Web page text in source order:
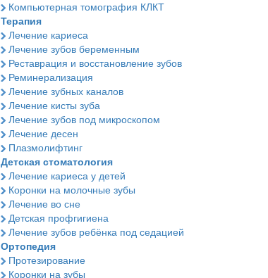
Компьютерная томография КЛКТ
Терапия
Лечение кариеса
Лечение зубов беременным
Реставрация и восстановление зубов
Реминерализация
Лечение зубных каналов
Лечение кисты зуба
Лечение зубов под микроскопом
Лечение десен
Плазмолифтинг
Детская стоматология
Лечение кариеса у детей
Коронки на молочные зубы
Лечение во сне
Детская профгигиена
Лечение зубов ребёнка под седацией
Ортопедия
Протезирование
Коронки на зубы